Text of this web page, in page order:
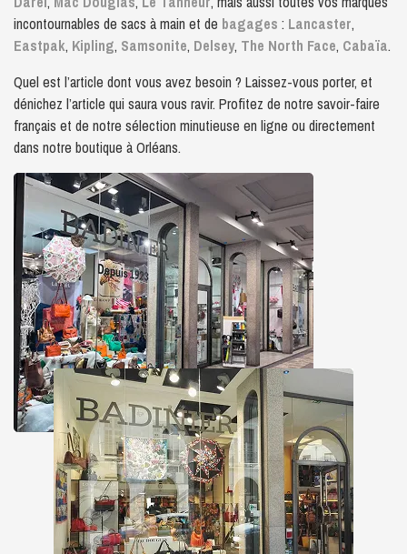
incontournables de sacs à main et de bagages : Lancaster,
Eastpak, Kipling, Samsonite, Delsey, The North Face, Cabaïa.
Quel est l’article dont vous avez besoin ? Laissez-vous porter, et
dénichez l’article qui saura vous ravir. Profitez de notre savoir-faire
français et de notre sélection minutieuse en ligne ou directement
dans notre boutique à Orléans.